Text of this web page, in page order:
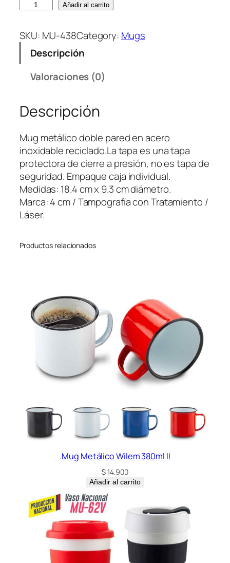
g
M
i
c
o
G
i
l
l
a
n
0
Añadir al carrito
SKU: MU-438Category: Mugs
Descripción
Valoraciones (0)
Descripción
Mug metálico doble pared en acero
inoxidable reciclado.La tapa es una tapa
protectora de cierre a presión, no es tapa de
seguridad. Empaque caja individual.
Medidas: 18.4 cm x 9.3 cm diámetro.
Marca: 4 cm / Tampografía con Tratamiento /
Láser.
Productos relacionados
.Mug Metálico Wilem 380ml II
$14.900
Añadir al carrito